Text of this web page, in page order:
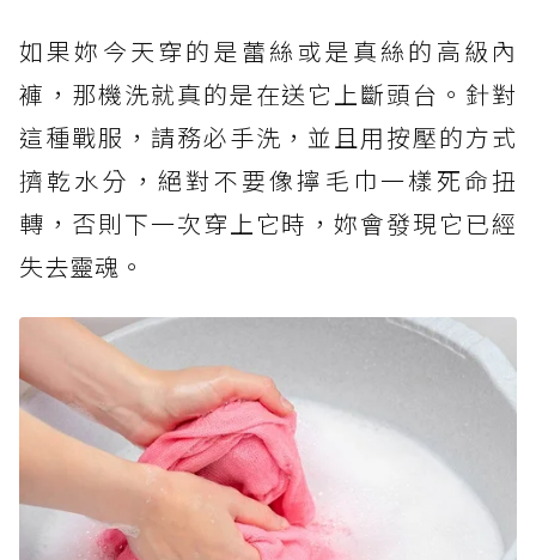
如果妳今天穿的是蕾絲或是真絲的高級內
褲，那機洗就真的是在送它上斷頭台。針對
這種戰服，請務必手洗，並且用按壓的方式
擠乾水分，絕對不要像擰毛巾一樣死命扭
轉，否則下一次穿上它時，妳會發現它已經
失去靈魂。